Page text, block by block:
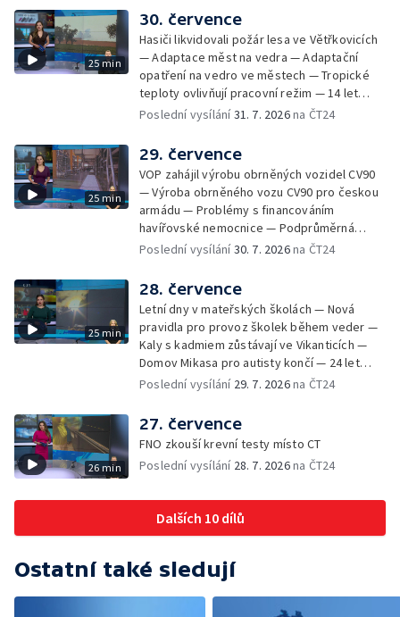
počasí na následující dny — Vedra táhnou na
chladnější místa — Hasiči lokalizovali požár
lesa na Opavsku — Požáry zemědělské
techniky na Olomoucku — Dva roky od
požáru škol v Českém Těšíně — Výstava
Sladké vzpomínky Opavska
25 min
30. července
Hasiči likvidovali požár lesa ve Větřkovicích
— Adaptace měst na vedra — Adaptační
opatření na vedro ve městech — Tropické
teploty ovlivňují pracovní režim — 14 let
vězení za vraždu ženy ve Staříči/ —
— Podvodník připravil 17 lidí o 4 miliony —
DPO pořídí 70 nových elektrobusů — V
Olomouci přibude 20 elektrobusů —
Mistryně světa Kneblová zpět v Olomouci —
Mobilní kurníky pomáhají s kvalitou půdy —
Výběr ze sociálních sítí ČT — Nové varhany v
Rudě u Rýmařova
Poslední vysílání31. 7. 2026na ČT24
25 min
29. července
VOP zahájil výrobu obrněných vozidel CV90
— Výroba obrněného vozu CV90 pro českou
armádu — Problémy s financováním
havířovské nemocnice — Podprůměrná
návštěvnost koupališť v červenci — Do
Nedostatek krve v transfuzních stanicích —
Spor kvůli novému chodníku na Keprník —
Olomoucké shakespearovské léto
Poslední vysílání30. 7. 2026na ČT24
25 min
28. července
Letní dny v mateřských školách — Nová
pravidla pro provoz školek během veder —
Kaly s kadmiem zůstávají ve Vikanticích —
Domov Mikasa pro autisty končí — 24 let
vězení za zapálení ženy — Kybernetický
Gorol se chystá na festival — Nová
cyklostezka až na Slovensko — AI pomáhá
při endoskopii — Výběr ze sociálních sítí ČT
— Zemřela baletka Vlasta Pavelcová —
Jičíně
Poslední vysílání 29. 7. 2026na ČT24
26 min
27. července
FNO zkouší krevní testy místo CT
Poslední vysílání 28. 7. 2026na ČT24
Dalších 10 dílů
Ostatní také sledují